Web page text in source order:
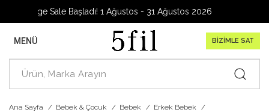
Sale Başladı! 1 Ağustos - 31 Ağustos 2026
MENÜ BİZİMLE SAT
Ana Sayfa Bebek & Çocuk Bebek
Erkek Bebek